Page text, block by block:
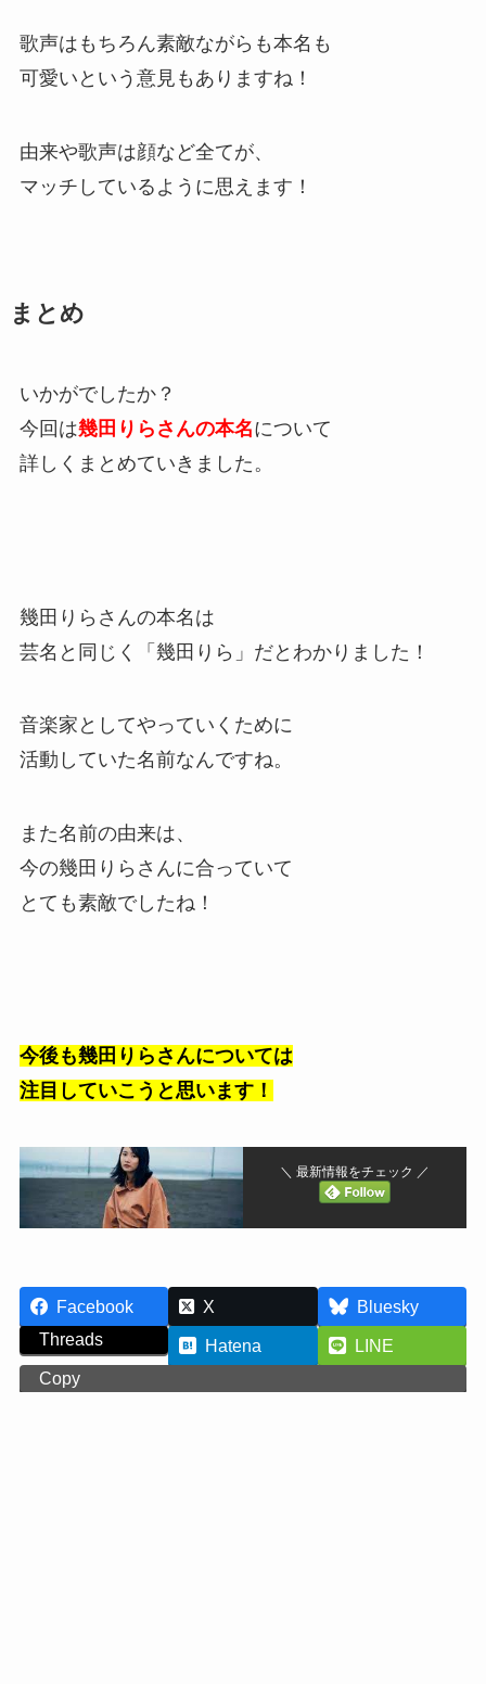
歌声はもちろん素敵ながらも本名も
可愛いという意見もありますね！
由来や歌声は顔など全てが、
マッチしているように思えます！
まとめ
いかがでしたか？
今回は幾田りらさんの本名について
詳しくまとめていきました。
幾田りらさんの本名は
芸名と同じく「幾田りら」だとわかりました！
音楽家としてやっていくために
活動していた名前なんですね。
また名前の由来は、
今の幾田りらさんに合っていて
とても素敵でしたね！
今後も幾田りらさんについては
注目していこうと思います！
＼ 最新情報をチェック ／
Facebook X
Bluesky
Threads
Hatena
LINE
Copy